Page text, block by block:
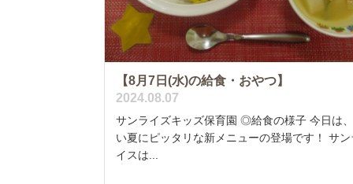
【8月7日(水)の給食・おやつ】
2024.08.07
サンライズキッズ保育園 ◎給食の様子 今日は
い夏にピッタリな新メニューの登場です！ サン
イスは...